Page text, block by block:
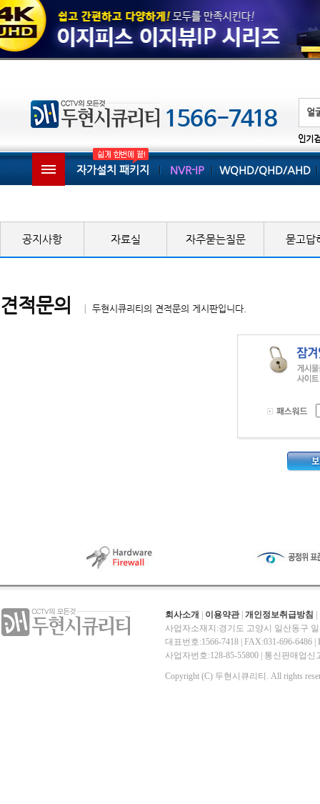
인기
자가설치 패키지 NVR-IP WQHD/QHD/AHD
공지사항 자료실 자주묻는질문 묻고답
견적문의 │ 두현시큐리티의 견적문의 게시판입니다.
회사소개 이용약관| 개인정보취급방침
사업자소재지:경기도 고양시 일산동구
대표번호:1566-7418 | FAX:031-696-6486 |
사업자번호:128-85-55800 | 통신판매업
Copyright (C) 두현시큐리티. All rights